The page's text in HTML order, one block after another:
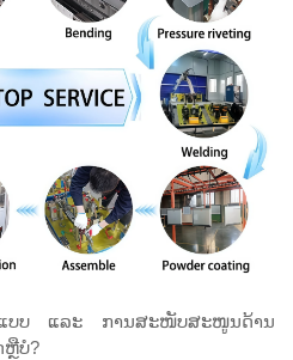
ບບ ແລະ ການສະໜັບສະໜູນດ້ານ
ຫຼືບໍ?